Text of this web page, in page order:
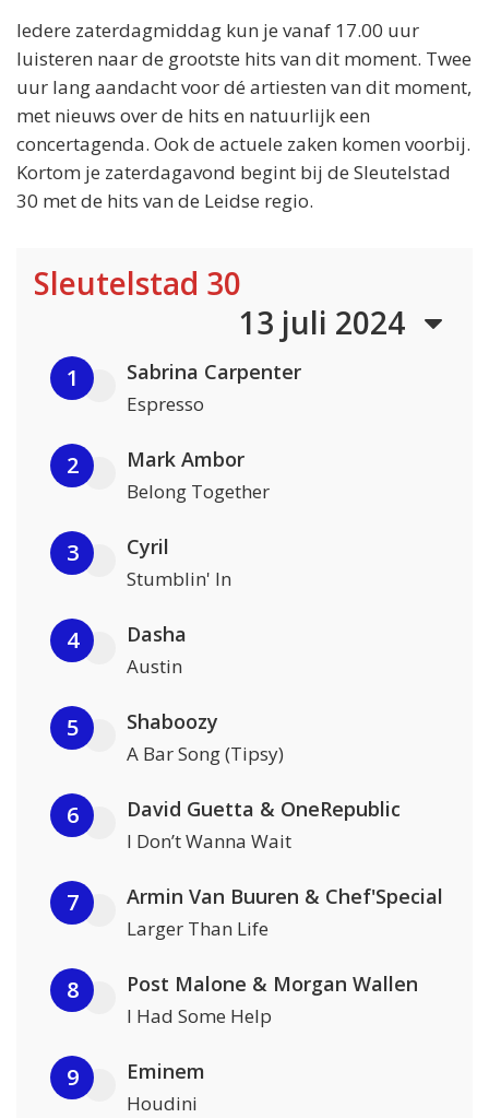
Iedere zaterdagmiddag kun je vanaf 17.00 uur
luisteren naar de grootste hits van dit moment. Twee
uur lang aandacht voor dé artiesten van dit moment,
met nieuws over de hits en natuurlijk een
concertagenda. Ook de actuele zaken komen voorbij.
Kortom je zaterdagavond begint bij de Sleutelstad
30 met de hits van de Leidse regio.
Sleutelstad 30
13 juli 2024
1 Sabrina Carpenter
Espresso
2 Mark Ambor
Belong Together
3 Cyril
Stumblin' In
4 Dasha
Austin
5 Shaboozy
A Bar Song (Tipsy)
6 David Guetta & OneRepublic
I Don’t Wanna Wait
7 Armin Van Buuren & Chef'Special
Larger Than Life
8 Post Malone & Morgan Wallen
I Had Some Help
9 Eminem
Houdini